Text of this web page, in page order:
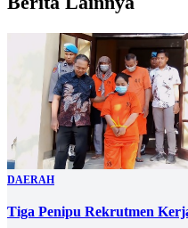
DAERAH
Tiga Penipu Rekrutmen